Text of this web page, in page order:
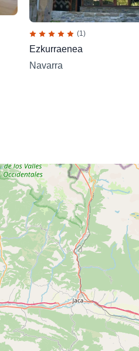
(1)
Ezkurraenea
Navarra